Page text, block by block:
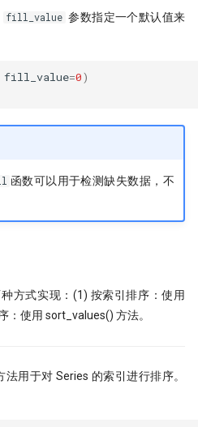
fill_value 参数指定一个默认值来
fill_value=0)
函数可以用于检测缺失数据，不
方式实现：(1) 按索引排序：使用
使用 sort_values() 方法。
法用于对 Series 的索引进行排序。